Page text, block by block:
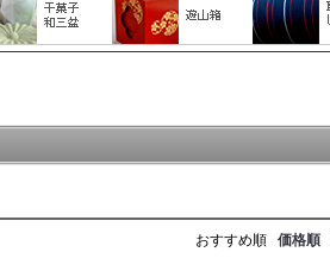
おすすめ順 価格順